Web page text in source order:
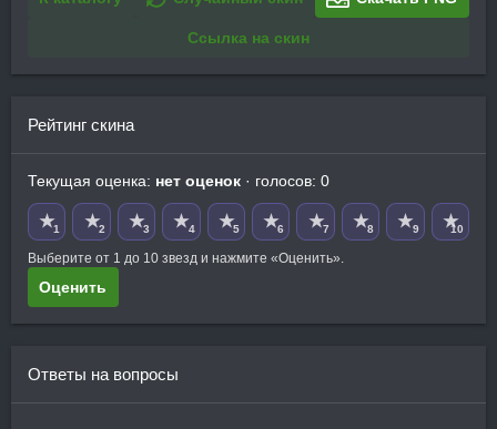
Ссылка на скин
Рейтинг скина
Текущая оценка: нет оценок · голосов: 0
★1 ★2 ★3 ★4 ★5 ★6 ★7 ★8 ★9 ★10
Выберите от 1 до 10 звезд и нажмите «Оценить».
Оценить
Ответы на вопросы